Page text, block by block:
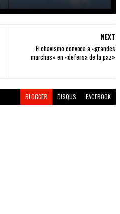
NEXT
El chavismo convoca a «grandes
marchas» en «defensa de la paz»
BLOGGER DISQUS FACEBOOK